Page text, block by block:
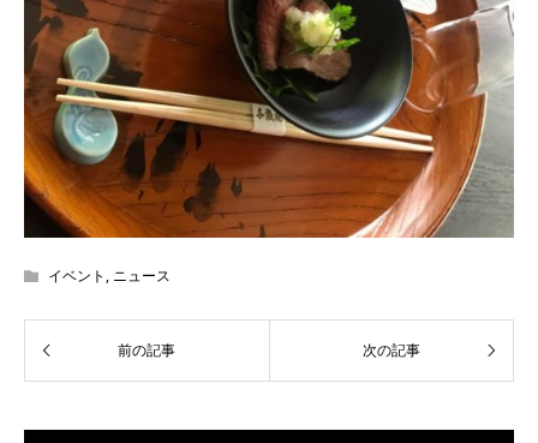
イベント , ニュース